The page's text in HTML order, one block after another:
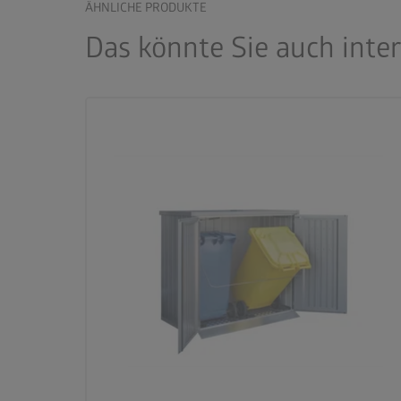
ÄHNLICHE PRODUKTE
Das könnte Sie auch